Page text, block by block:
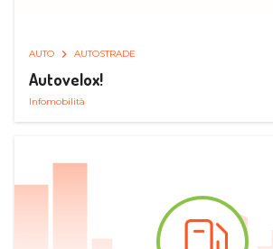
AUTO AUTOSTRADE
Autovelox!
Infomobilità